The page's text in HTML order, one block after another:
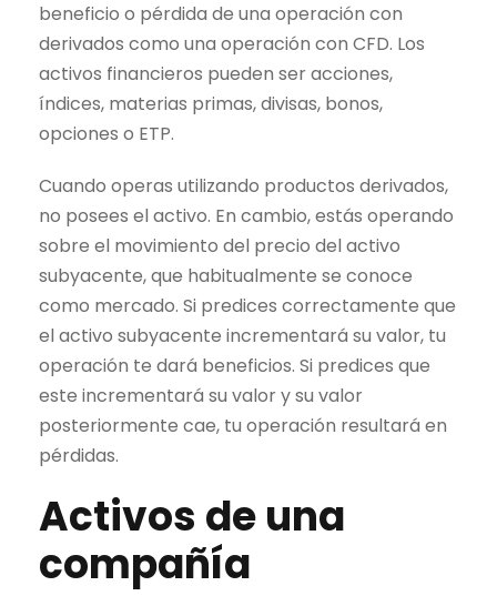
beneficio o pérdida de una operación con
derivados como una operación con CFD. Los
activos financieros pueden ser acciones,
índices, materias primas, divisas, bonos,
opciones o ETP.
Cuando operas utilizando productos derivados,
no posees el activo. En cambio, estás operando
sobre el movimiento del precio del activo
subyacente, que habitualmente se conoce
como mercado. Si predices correctamente que
el activo subyacente incrementará su valor, tu
operación te dará beneficios. Si predices que
este incrementará su valor y su valor
posteriormente cae, tu operación resultará en
pérdidas.
Activos de una
compañía